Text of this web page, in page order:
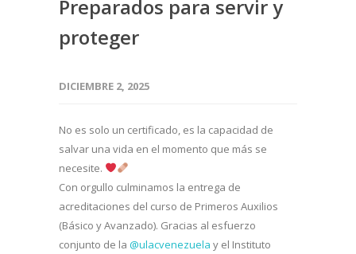
Preparados para servir y
proteger
DICIEMBRE 2, 2025
No es solo un certificado, es la capacidad de
salvar una vida en el momento que más se
necesite.
Con orgullo culminamos la entrega de
acreditaciones del curso de Primeros Auxilios
(Básico y Avanzado). Gracias al esfuerzo
conjunto de la @ulacvenezuela y el Instituto